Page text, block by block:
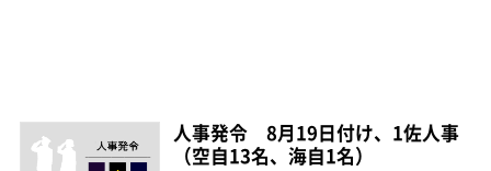
人事発令 8月19日付け、1佐人事
（空自13名、海自1名）